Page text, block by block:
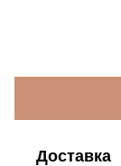
Доставка